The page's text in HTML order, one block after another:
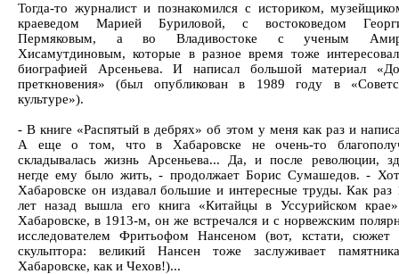
Тогда-то журналист и познакомился с историком,
краеведом Марией Буриловой, с востоковедом
Пермяковым, а во Владивостоке с ученым
Хисамутдиновым, которые в разное время тоже
биографией Арсеньева. И написал большой материал
преткновения» (был опубликован в 1989 году в
культуре»).
- В книге «Распятый в дебрях» об этом у меня как раз и
А еще о том, что в Хабаровске не очень-то
складывалась жизнь Арсеньева... Да, и после революции,
негде ему было жить, - продолжает Борис Сумашедов. -
Хабаровске он издавал большие и интересные труды. Как раз
лет назад вышла его книга «Китайцы в Уссурийском
Хабаровске, в 1913-м, он же встречался и с норвежским
исследователем Фритьофом Нансеном (вот, кстати, сюжет
скульптора: великий Нансен тоже заслуживает
Хабаровске, как и Чехов!)...